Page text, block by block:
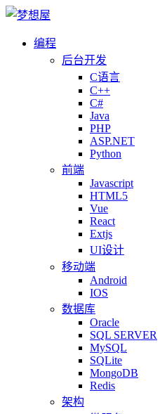
编程
后台开发
C语言
C++
C#
Java
PHP
ASP.NET
Python
前端
Javascript
HTML5
Vue
React
Extjs
UI设计
移动端
Android
IOS
数据库
Oracle
SQL SERVER
MySQL
SQLite
MongoDB
Redis
架构